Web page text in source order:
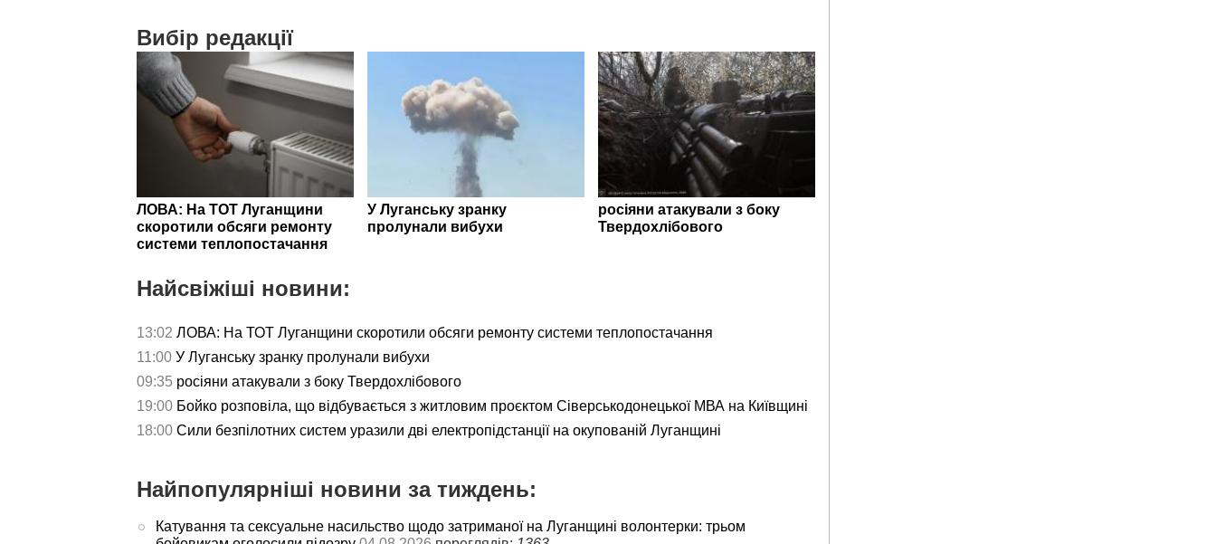
Вибір редакції
ЛОВА: На ТОТ Луганщини
скоротили обсяги ремонту
системи теплопостачання
У Луганську зранку
пролунали вибухи
росіяни атакували з боку
Твердохлібового
Найсвіжіші новини:
13:02 ЛОВА: На ТОТ Луганщини скоротили обсяги ремонту системи теплопостачання
11:00 У Луганську зранку пролунали вибухи
09:35 росіяни атакували з боку Твердохлібового
19:00 Бойко розповіла, що відбувається з житловим проєктом Сіверськодонецької МВА на Київщині
18:00 Сили безпілотних систем уразили дві електропідстанції на окупованій Луганщині
Найпопулярніші новини за тиждень:
Катування та сексуальне насильство щодо затриманої на Луганщині волонтерки: трьом